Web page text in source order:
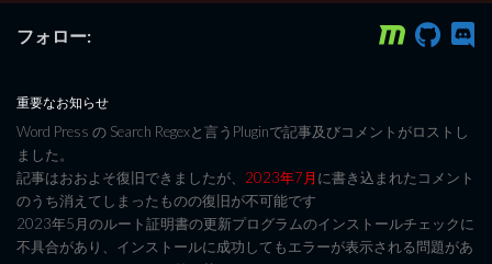
フォロー:
重要なお知らせ
Word Press の Search Regexと言うPluginで記事及びコメントがロストし
ました。
記事はおおよそ復旧できましたが、 2023年7月に書き込まれたコメント
のうち消えてしまったものの復旧が不可能です
2023年5月のルート証明書の更新プログラムのインストールチェックに
不具合があり、インストールに成功してもエラーが表示される問題があ